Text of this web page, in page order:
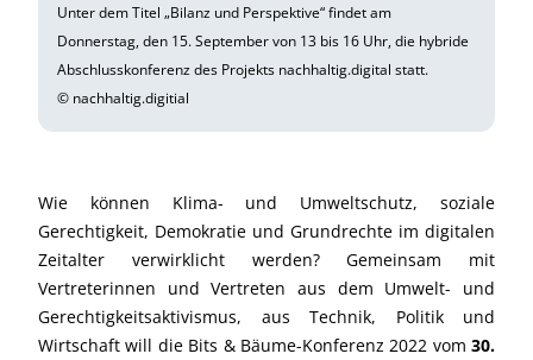
Unter dem Titel „Bilanz und Perspektive“ findet am
Donnerstag, den 15. September von 13 bis 16 Uhr, die hybride
Abschlusskonferenz des Projekts nachhaltig.digital statt.
© nachhaltig.digitial
Wie können Klima- und Umweltschutz, soziale
Gerechtigkeit, Demokratie und Grundrechte im digitalen
Zeitalter verwirklicht werden? Gemeinsam mit
Vertreterinnen und Vertreten aus dem Umwelt- und
Gerechtigkeitsaktivismus, aus Technik, Politik und
Wirtschaft will die Bits & Bäume-Konferenz 2022 vom 30.